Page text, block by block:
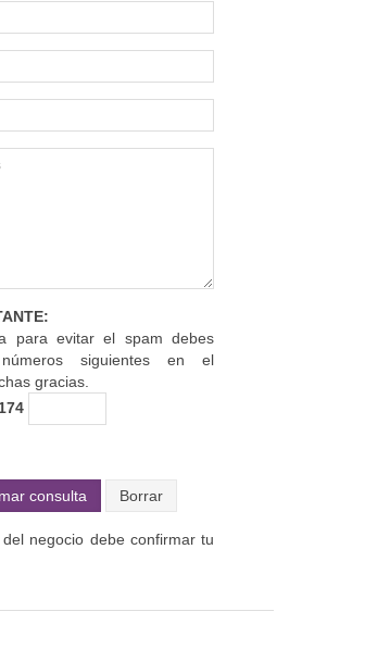
para evitar el spam debes
siguientes en el
gracias.
consulta
negocio debe confirmar tu